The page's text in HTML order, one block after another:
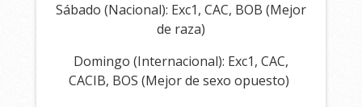
Sábado (Nacional): Exc1, CAC, BOB (Mejor
de raza)
Domingo (Internacional): Exc1, CAC,
CACIB, BOS (Mejor de sexo opuesto)